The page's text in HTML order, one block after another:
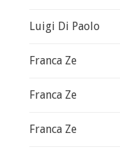
Luigi Di Paolo
Franca Ze
Franca Ze
Franca Ze